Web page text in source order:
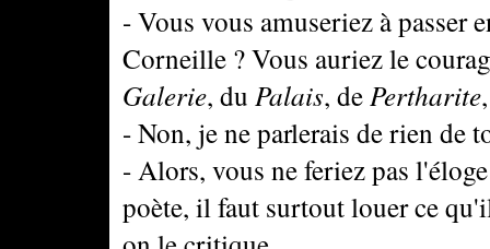
- Vous vous amuseriez à passer
Corneille ? Vous auriez le
Galerie, du Palais, dePertharite
- Non, je ne parlerais de rien de
- Alors, vous ne feriez pas
poète, il faut surtout louer ce